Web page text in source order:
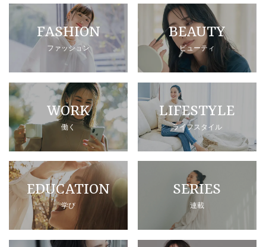
FASHION
ファッション
BEAUTY
ビューティ
WORK
働く
LIFESTYLE
ライフスタイル
EDUCATION
学び
SERIES
連載